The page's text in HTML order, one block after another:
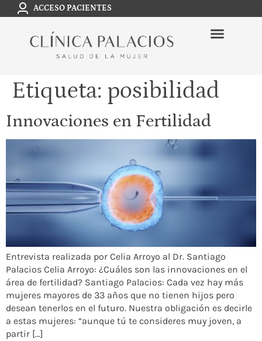
ACCESO PACIENTES
Etiqueta: posibilidad
Innovaciones en Fertilidad
Entrevista realizada por Celia Arroyo al Dr. Santiago
Palacios Celia Arroyo: ¿Cuáles son las innovaciones en el
área de fertilidad? Santiago Palacios: Cada vez hay más
mujeres mayores de 33 años que no tienen hijos pero
desean tenerlos en el futuro. Nuestra obligación es decirle
a estas mujeres: “aunque tú te consideres muy joven, a
partir […]